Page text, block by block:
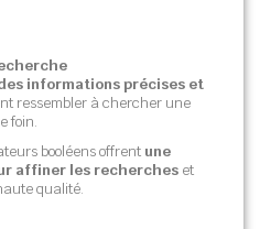
informations précises et
ressembler à chercher une
foin.
booléens offrent une
affiner les recherches et
qualité.